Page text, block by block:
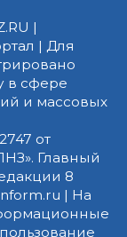
|
| Для
в сфере
и массовых
от
Главный
8
| На